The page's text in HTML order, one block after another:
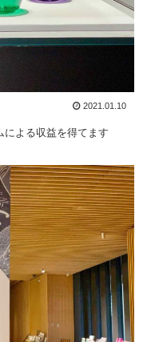
2021.01.10
による収益を得てます